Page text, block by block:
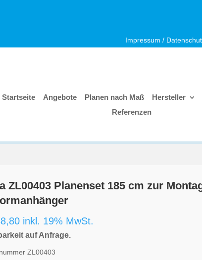
Impressum /
Startseite Angebote Planen nach Maß Hersteller
Referenzen
ZL00403 Planenset 185 cm zur
inkl. 19% MwSt.
auf Anfrage.
ZL00403